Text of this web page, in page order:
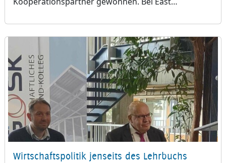
Wirtschaftspolitik jenseits des Lehrbuchs